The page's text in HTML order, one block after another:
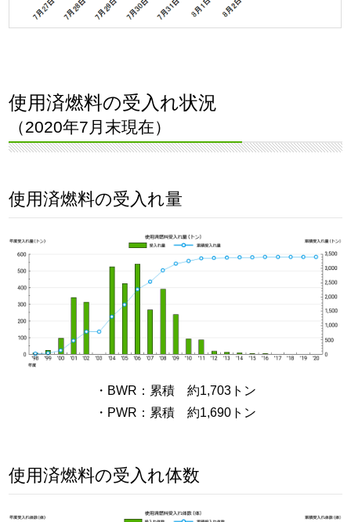
使用済燃料の受入れ状況
（2020年7月末現在）
使用済燃料の受入れ量
・BWR：累積 約1,703トン
・PWR：累積 約1,690トン
使用済燃料の受入れ体数